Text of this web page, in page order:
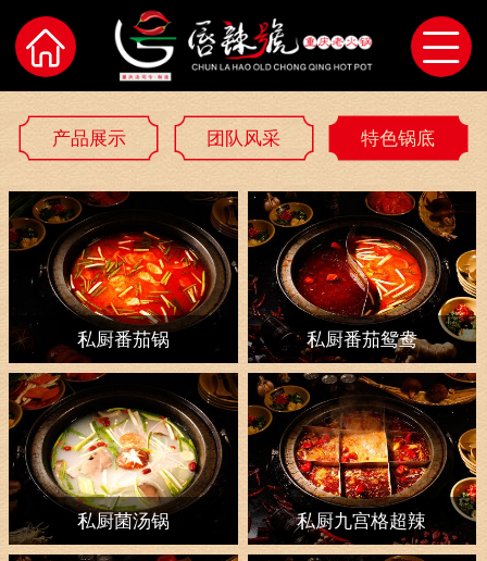
产品展示 团队风采 特色锅底
私厨番茄锅 私厨番茄鸳鸯
私厨菌汤锅 私厨九宫格超辣